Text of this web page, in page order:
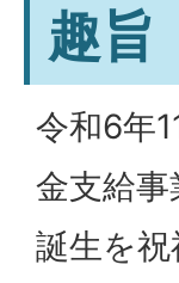
趣旨
令和6年
金支給
誕生を